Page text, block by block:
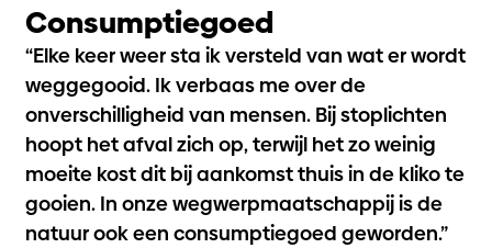
Consumptiegoed
“Elke keer weer sta ik versteld van wat er wordt
weggegooid. Ik verbaas me over de
onverschilligheid van mensen. Bij stoplichten
hoopt het afval zich op, terwijl het zo weinig
moeite kost dit bij aankomst thuis in de kliko te
gooien. In onze wegwerpmaatschappij is de
natuur ook een consumptiegoed geworden.”